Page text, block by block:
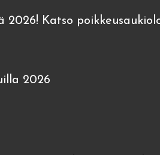
2026! Katso
2026